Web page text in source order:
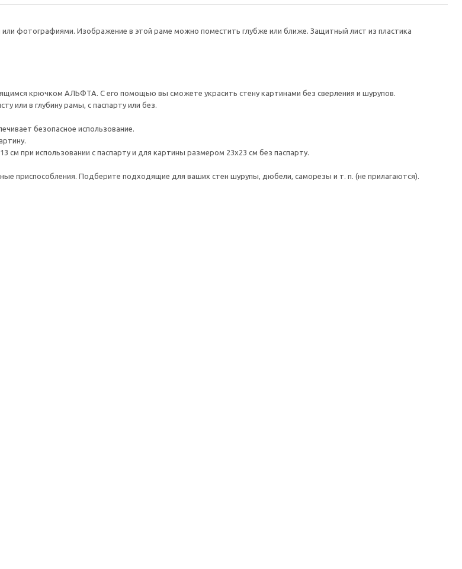
фотографиями. Изображение в этой раме можно поместить глубже или ближе. Защитный лист из пластика
крючком АЛЬФТА. С его помощью вы сможете украсить стену картинами без сверления и шурупов.
или в глубину рамы, с паспарту или без.
безопасное использование.
при использовании с паспарту и для картины размером 23х23 см без паспарту.
приспособления. Подберите подходящие для ваших стен шурупы, дюбели, саморезы и т. п. (не прилагаются).